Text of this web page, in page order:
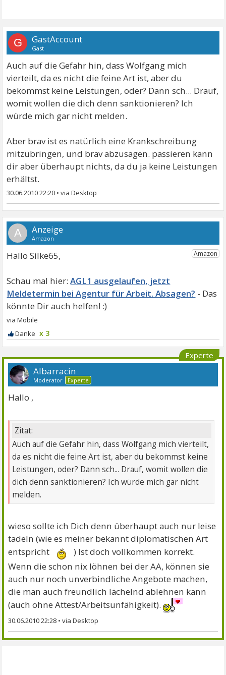
G GastAccount
Gast
Auch auf die Gefahr hin, dass Wolfgang mich
vierteilt, da es nicht die feine Art ist, aber du
bekommst keine Leistungen, oder? Dann sch... Drauf,
womit wollen die dich denn sanktionieren? Ich
würde mich gar nicht melden.
Aber brav ist es natürlich eine Krankschreibung
mitzubringen, und brav abzusagen. passieren kann
dir aber überhaupt nichts, da du ja keine Leistungen
erhältst.
30.06.2010 22:20 •
A
Hallo Silke65,
AGL1 ausgelaufen, jetzt
Meldetermin bei Agentur für Arbeit. Absagen?
x 3
Experte
Albarracin
Moderator Experte
Hallo ,
Zitat:
Auch auf die Gefahr hin, dass Wolfgang mich vierteilt,
da es nicht die feine Art ist, aber du bekommst keine
Leistungen, oder? Dann sch... Drauf, womit wollen die
dich denn sanktionieren? Ich würde mich gar nicht
melden.
wieso sollte ich Dich denn überhaupt auch nur leise
tadeln (wie es meiner bekannt diplomatischen Art
entspricht
) Ist doch vollkommen korrekt.
Wenn die schon nix löhnen bei der AA, können sie
auch nur noch unverbindliche Angebote machen,
die man auch freundlich lächelnd ablehnen kann
(auch ohne Attest/Arbeitsunfähigkeit).
30.06.2010 22:28 •